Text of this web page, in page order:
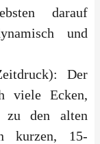
darauf
und
Der
viele Ecken,
zu den alten
kurzen, 15-